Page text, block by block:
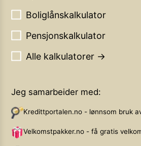
Boliglånskalkulator
Pensjonskalkulator
Alle kalkulatorer →
Jeg samarbeider med:
Kredittportalen.no - lønnsom bruk
Velkomstpakker.no - få gratis